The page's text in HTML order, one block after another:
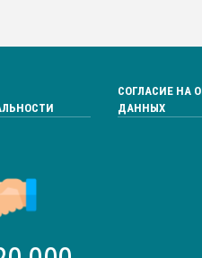
СОГЛАСИЕ НА
ДАННЫХ